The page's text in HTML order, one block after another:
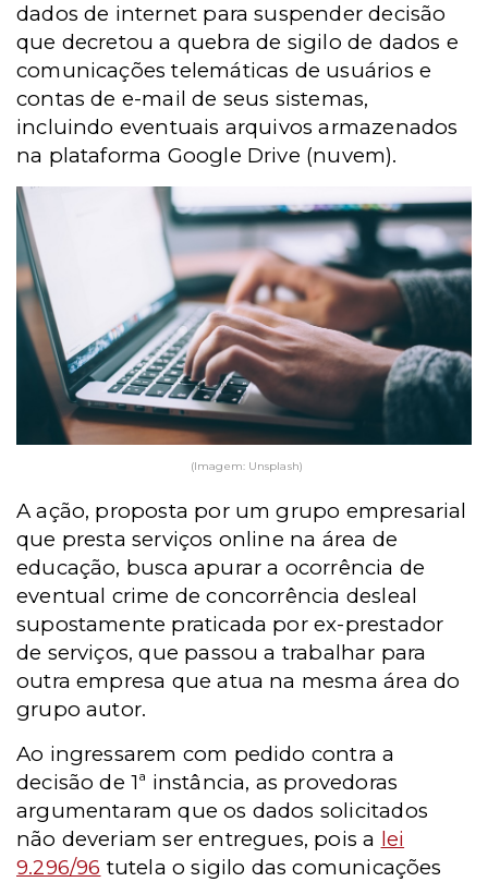
dados de internet para suspender decisão
que decretou a quebra de sigilo de dados e
comunicações telemáticas de usuários e
contas de e-mail de seus sistemas,
incluindo eventuais arquivos armazenados
na plataforma Google Drive (nuvem).
(Imagem: Unsplash)
A ação, proposta por um grupo empresarial
que presta serviços online na área de
educação, busca apurar a ocorrência de
eventual crime de concorrência desleal
supostamente praticada por ex-prestador
de serviços, que passou a trabalhar para
outra empresa que atua na mesma área do
grupo autor.
Ao ingressarem com pedido contra a
decisão de 1ª instância, as provedoras
argumentaram que os dados solicitados
não deveriam ser entregues, pois a lei
9.296/96 tutela o sigilo das comunicações